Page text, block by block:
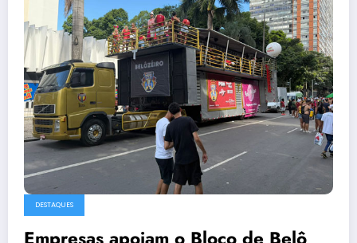
DESTAQUES
Empresas apoiam o Bloco de Belô